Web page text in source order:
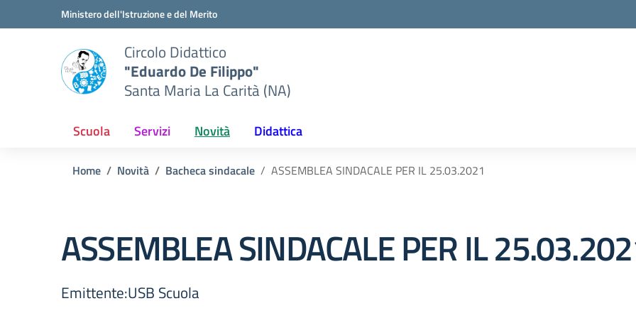
Vai ai contenuti
Vai al menu di navigazioneMinistero dell'Istruzione e del Merito
Circolo Didattico
"Eduardo De Filippo"
Santa Maria La Carità (NA)
Scuola Servizi Novità Didattica
Home Novità Bacheca sindacale ASSEMBLEA SINDACALE PER IL 25.03.2021
ASSEMBLEA SINDACALE PER IL
Emittente:USB Scuola